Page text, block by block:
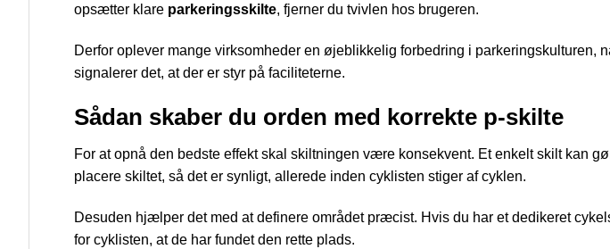
opsætter klare parkeringsskilte, fjerner du tvivlen hos brugeren.
Derfor oplever mange virksomheder en øjeblikkelig forbedring i parkeringskulturen,
signalerer det, at der er styr på faciliteterne.
Sådan skaber du orden med korrekte p-skilte
For at opnå den bedste effekt skal skiltningen være konsekvent. Et enkelt skilt kan
placere skiltet, så det er synligt, allerede inden cyklisten stiger af cyklen.
Desuden hjælper det med at definere området præcist. Hvis du har et dedikeret
for cyklisten, at de har fundet den rette plads.